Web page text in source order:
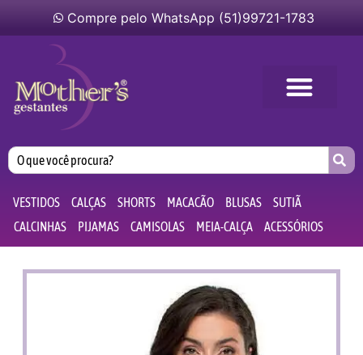
Compre pelo WhatsApp (51)99721-1783
VESTIDOS CALÇAS SHORTS MACACÃO BLUSAS
SUTIÃ
CALCINHAS
PIJAMAS CAMISOLAS MEIA-CALÇA ACESSÓRIOS